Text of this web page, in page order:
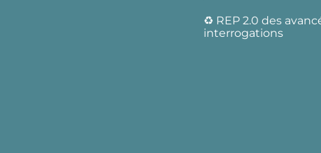
♻️ REP 2.0 des
interrogations